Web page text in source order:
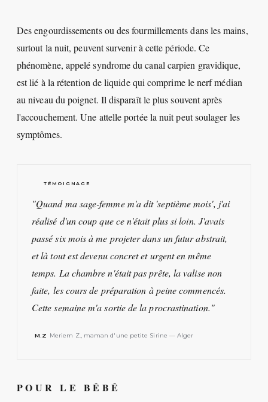
Des engourdissements ou des fourmillements dans les mains,
surtout la nuit, peuvent survenir à cette période. Ce
phénomène, appelé syndrome du canal carpien gravidique,
est lié à la rétention de liquide qui comprime le nerf médian
au niveau du poignet. Il disparaît le plus souvent après
l'accouchement. Une attelle portée la nuit peut soulager les
symptômes.
TÉMOIGNAGE
"Quand ma sage-femme m'a dit 'septième mois', j'ai
réalisé d'un coup que ce n'était plus si loin. J'avais
passé six mois à me projeter dans un futur abstrait,
et là tout est devenu concret et urgent en même
temps. La chambre n'était pas prête, la valise non
faite, les cours de préparation à peine commencés.
Cette semaine m'a sortie de la procrastination."
M.Z Meriem Z., maman d'une petite Sirine — Alger
POUR LE BÉBÉ